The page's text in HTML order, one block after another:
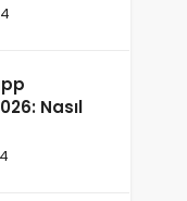
Nasıl